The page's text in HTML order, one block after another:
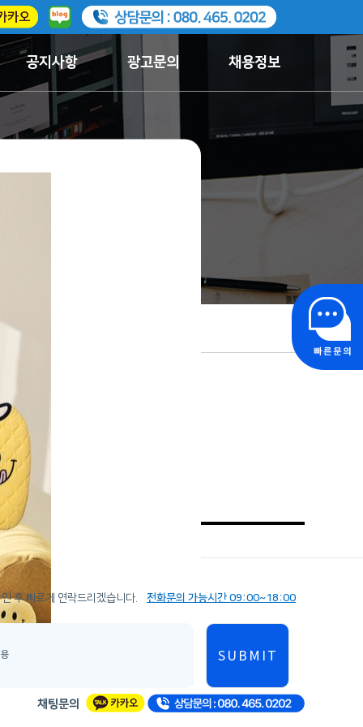
공지사항 광고문의 채용정보
후 빠르게 연락드리겠습니다. 전화문의 가능시간 09:00~18:00
SUBMIT
채팅문의